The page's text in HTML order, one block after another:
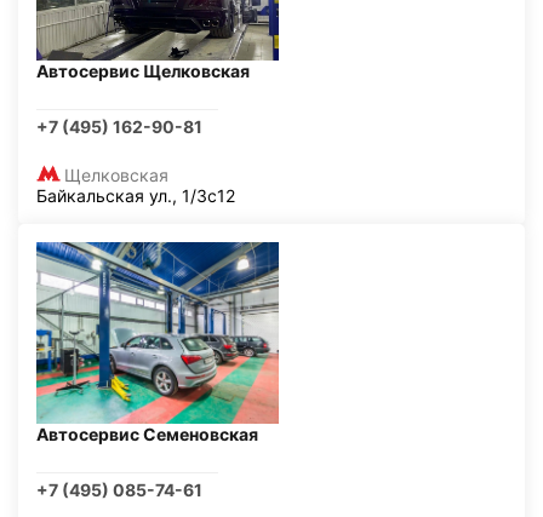
Автосервис Щелковская
+7 (495) 162-90-81
Щелковская
Байкальская ул., 1/3с12
Автосервис Семеновская
+7 (495) 085-74-61